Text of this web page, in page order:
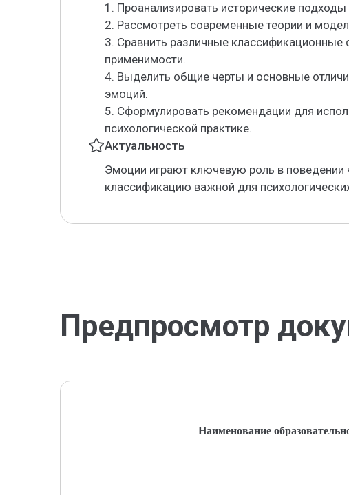
1. Проанализировать исторические
2. Рассмотреть современные теории и
3. Сравнить различные
применимости.
4. Выделить общие черты и основные
эмоций.
5. Сформулировать рекомендации для
психологической практике.
Актуальность
Эмоции играют ключевую роль в поведении
классификацию важной для
Предпросмотр
Наименование